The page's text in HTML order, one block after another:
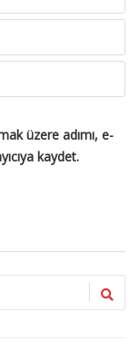
üzere adımı, e-
kaydet.